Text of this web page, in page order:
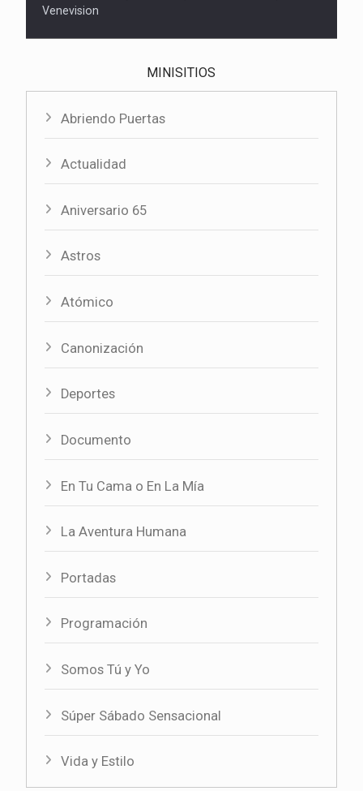
Venevision
MINISITIOS
Abriendo Puertas
Actualidad
Aniversario 65
Astros
Atómico
Canonización
Deportes
Documento
En Tu Cama o En La Mía
La Aventura Humana
Portadas
Programación
Somos Tú y Yo
Súper Sábado Sensacional
Vida y Estilo